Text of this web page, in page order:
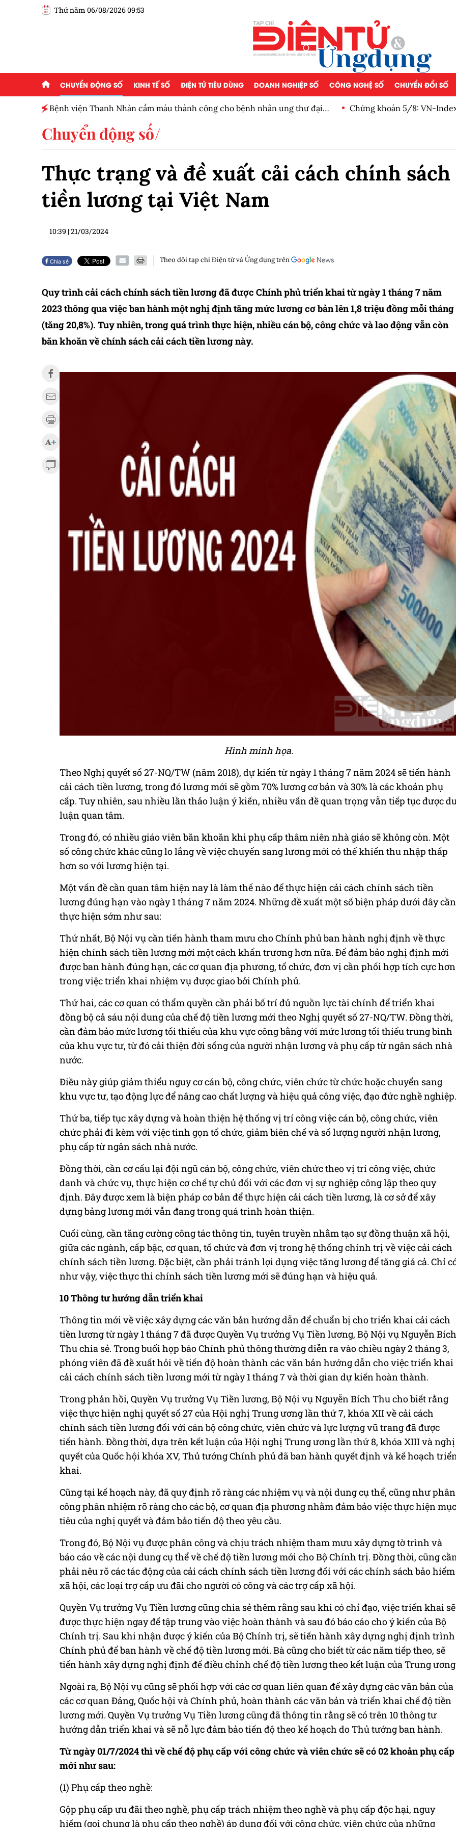
Thứ năm 06/08/2026 09:53
CHUYỂN ĐỘNG SỐ KINH TẾ SỐ ĐIỆN TỬ TIÊU DÙNG DOANH NGHIỆP SỐ CÔNG NGHỆ SỐ CHUYỂN ĐỔI SỐ
Bệnh viện Thanh Nhàn cầm máu thành công cho bệnh nhân ung thư đại
Chứng khoán 5/8: VN-
Chuyển động số
Thực trạng và đề xuất cải cách chính sách
tiền lương tại Việt Nam
10:39 |21/03/2024
Chia sẻ Theo dõi tạp chí Điện tử và Ứng dụng trên
Quy trình cải cách chính sách tiền lương đã được Chính phủ triển khai từ ngày 1 tháng 7 năm
2023 thông qua việc ban hành một nghị định tăng mức lương cơ bản lên 1,8 triệu đồng mỗi tháng
(tăng 20,8%). Tuy nhiên, trong quá trình thực hiện, nhiều cán bộ, công chức và lao động vẫn còn
băn khoăn về chính sách cải cách tiền lương này.
Hình minh họa.
Theo Nghị quyết số 27-NQ/TW (năm 2018), dự kiến từ ngày 1 tháng 7 năm 2024 sẽ tiến hành
cải cách tiền lương, trong đó lương mới sẽ gồm 70% lương cơ bản và 30% là các khoản phụ
cấp. Tuy nhiên, sau nhiều lần thảo luận ý kiến, nhiều vấn đề quan trọng vẫn tiếp tục được
luận quan tâm.
Trong đó, có nhiều giáo viên băn khoăn khi phụ cấp thâm niên nhà giáo sẽ không còn. Một
số công chức khác cũng lo lắng về việc chuyển sang lương mới có thể khiến thu nhập thấp
hơn so với lương hiện tại.
Một vấn đề cần quan tâm hiện nay là làm thế nào để thực hiện cải cách chính sách tiền
lương đúng hạn vào ngày 1 tháng 7 năm 2024. Những đề xuất một số biện pháp dưới đây cần
thực hiện sớm như sau:
Thứ nhất, Bộ Nội vụ cần tiến hành tham mưu cho Chính phủ ban hành nghị định về thực
hiện chính sách tiền lương mới một cách khẩn trương hơn nữa. Để đảm bảo nghị định mới
được ban hành đúng hạn, các cơ quan địa phương, tổ chức, đơn vị cần phối hợp tích cực hơn
trong việc triển khai nhiệm vụ được giao bởi Chính phủ.
Thứ hai, các cơ quan có thẩm quyền cần phải bố trí đủ nguồn lực tài chính để triển khai
đồng bộ cả sáu nội dung của chế độ tiền lương mới theo Nghị quyết số 27-NQ/TW. Đồng thời,
cần đảm bảo mức lương tối thiểu của khu vực công bằng với mức lương tối thiểu trung bình
của khu vực tư, từ đó cải thiện đời sống của người nhận lương và phụ cấp từ ngân sách nhà
nước.
Điều này giúp giảm thiểu nguy cơ cán bộ, công chức, viên chức từ chức hoặc chuyển sang
khu vực tư, tạo động lực để nâng cao chất lượng và hiệu quả công việc, đạo đức nghề nghiệp.
Thứ ba, tiếp tục xây dựng và hoàn thiện hệ thống vị trí công việc cán bộ, công chức, viên
chức phải đi kèm với việc tinh gọn tổ chức, giảm biên chế và số lượng người nhận lương,
phụ cấp từ ngân sách nhà nước.
Đồng thời, cần cơ cấu lại đội ngũ cán bộ, công chức, viên chức theo vị trí công việc, chức
danh và chức vụ, thực hiện cơ chế tự chủ đối với các đơn vị sự nghiệp công lập theo quy
định. Đây được xem là biện pháp cơ bản để thực hiện cải cách tiền lương, là cơ sở để xây
dựng bảng lương mới vẫn đang trong quá trình hoàn thiện.
Cuối cùng, cần tăng cường công tác thông tin, tuyên truyền nhằm tạo sự đồng thuận xã hội,
giữa các ngành, cấp bậc, cơ quan, tổ chức và đơn vị trong hệ thống chính trị về việc cải cách
chính sách tiền lương. Đặc biệt, cần phải tránh lợi dụng việc tăng lương để tăng giá cả. Chỉ
như vậy, việc thực thi chính sách tiền lương mới sẽ đúng hạn và hiệu quả.
10 Thông tư hướng dẫn triển khai
Thông tin mới về việc xây dựng các văn bản hướng dẫn để chuẩn bị cho triển khai cải cách
tiền lương từ ngày 1 tháng 7 đã được Quyền Vụ trưởng Vụ Tiền lương, Bộ Nội vụ Nguyễn Bích
Thu chia sẻ. Trong buổi họp báo Chính phủ thông thường diễn ra vào chiều ngày 2 tháng 3,
phóng viên đã đề xuất hỏi về tiến độ hoàn thành các văn bản hướng dẫn cho việc triển khai
cải cách chính sách tiền lương mới từ ngày 1 tháng 7 và thời gian dự kiến hoàn thành.
Trong phản hồi, Quyền Vụ trưởng Vụ Tiền lương, Bộ Nội vụ Nguyễn Bích Thu cho biết rằng
việc thực hiện nghị quyết số 27 của Hội nghị Trung ương lần thứ 7, khóa XII về cải cách
chính sách tiền lương đối với cán bộ công chức, viên chức và lực lượng vũ trang đã được
tiến hành. Đồng thời, dựa trên kết luận của Hội nghị Trung ương lần thứ 8, khóa XIII và nghị
quyết của Quốc hội khóa XV, Thủ tướng Chính phủ đã ban hành quyết định và kế hoạch
khai.
Cũng tại kế hoạch này, đã quy định rõ ràng các nhiệm vụ và nội dung cụ thể, cũng như phân
công phân nhiệm rõ ràng cho các bộ, cơ quan địa phương nhằm đảm bảo việc thực hiện mục
tiêu của nghị quyết và đảm bảo tiến độ theo yêu cầu.
Trong đó, Bộ Nội vụ được phân công và chịu trách nhiệm tham mưu xây dựng tờ trình và
báo cáo về các nội dung cụ thể về chế độ tiền lương mới cho Bộ Chính trị. Đồng thời, cũng
phải nêu rõ các tác động của cải cách chính sách tiền lương đối với các chính sách bảo hiểm
xã hội, các loại trợ cấp ưu đãi cho người có công và các trợ cấp xã hội.
Quyền Vụ trưởng Vụ Tiền lương cũng chia sẻ thêm rằng sau khi có chỉ đạo, việc triển khai sẽ
được thực hiện ngay để tập trung vào việc hoàn thành và sau đó báo cáo cho ý kiến của Bộ
Chính trị. Sau khi nhận được ý kiến của Bộ Chính trị, sẽ tiến hành xây dựng nghị định trình
Chính phủ để ban hành về chế độ tiền lương mới. Bà cũng cho biết từ các năm tiếp theo, sẽ
tiến hành xây dựng nghị định để điều chỉnh chế độ tiền lương theo kết luận của Trung
Ngoài ra, Bộ Nội vụ cũng sẽ phối hợp với các cơ quan liên quan để xây dựng các văn bản của
các cơ quan Đảng, Quốc hội và Chính phủ, hoàn thành các văn bản và triển khai chế độ tiền
lương mới. Quyền Vụ trưởng Vụ Tiền lương cũng đã thông tin rằng sẽ có trên 10 thông tư
hướng dẫn triển khai và sẽ nỗ lực đảm bảo tiến độ theo kế hoạch do Thủ tướng ban hành.
Từ ngày 01/7/2024 thì về chế độ phụ cấp với công chức và viên chức sẽ có 02 khoản phụ cấp
mới như sau:
(1) Phụ cấp theo nghề:
Gộp phụ cấp ưu đãi theo nghề, phụ cấp trách nhiệm theo nghề và phụ cấp độc hại, nguy
hiểm (gọi chung là phụ cấp theo nghề) áp dụng đối với công chức, viên chức của những